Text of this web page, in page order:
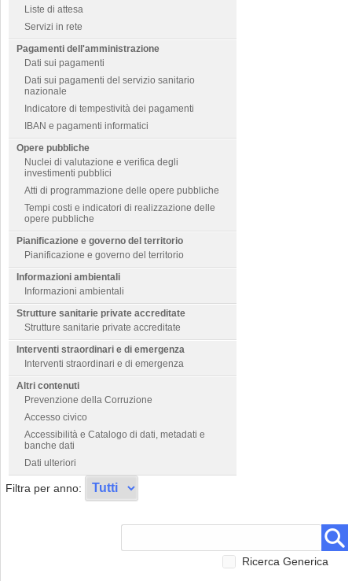
Liste di attesa
Servizi in rete
Pagamenti dell'amministrazione
Dati sui pagamenti
Dati sui pagamenti del servizio sanitario
nazionale
Indicatore di tempestività dei pagamenti
IBAN e pagamenti informatici
Opere pubbliche
Nuclei di valutazione e verifica degli
investimenti pubblici
Atti di programmazione delle opere pubbliche
Tempi costi e indicatori di realizzazione delle
opere pubbliche
Pianificazione e governo del territorio
Pianificazione e governo del territorio
Informazioni ambientali
Informazioni ambientali
Strutture sanitarie private accreditate
Strutture sanitarie private accreditate
Interventi straordinari e di emergenza
Interventi straordinari e di emergenza
Altri contenuti
Prevenzione della Corruzione
Accesso civico
Accessibilità e Catalogo di dati, metadati e
banche dati
Dati ulteriori
Filtra per anno:
Ricerca Generica